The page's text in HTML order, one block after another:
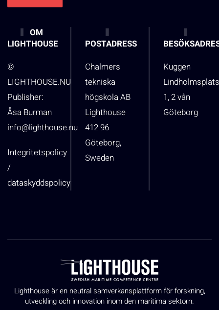
OM
LIGHTHOUSE
©
LIGHTHOUSE.NU
Publisher:
Åsa Burman
info@lighthouse.nu
Integritetspolicy
/
dataskyddspolicy
POSTADRESS
Chalmers
tekniska
högskola AB
Lighthouse
412 96
Göteborg,
Sweden
Kuggen
1, 2 vån
Göteborg
Lighthouse är en neutral samverkansplattform för forskning,
utveckling och innovation inom den maritima sektorn.